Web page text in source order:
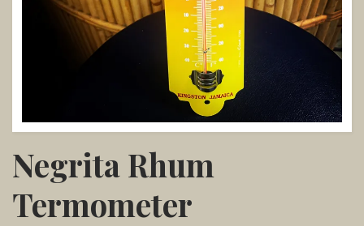
Negrita Rhum
Termometer